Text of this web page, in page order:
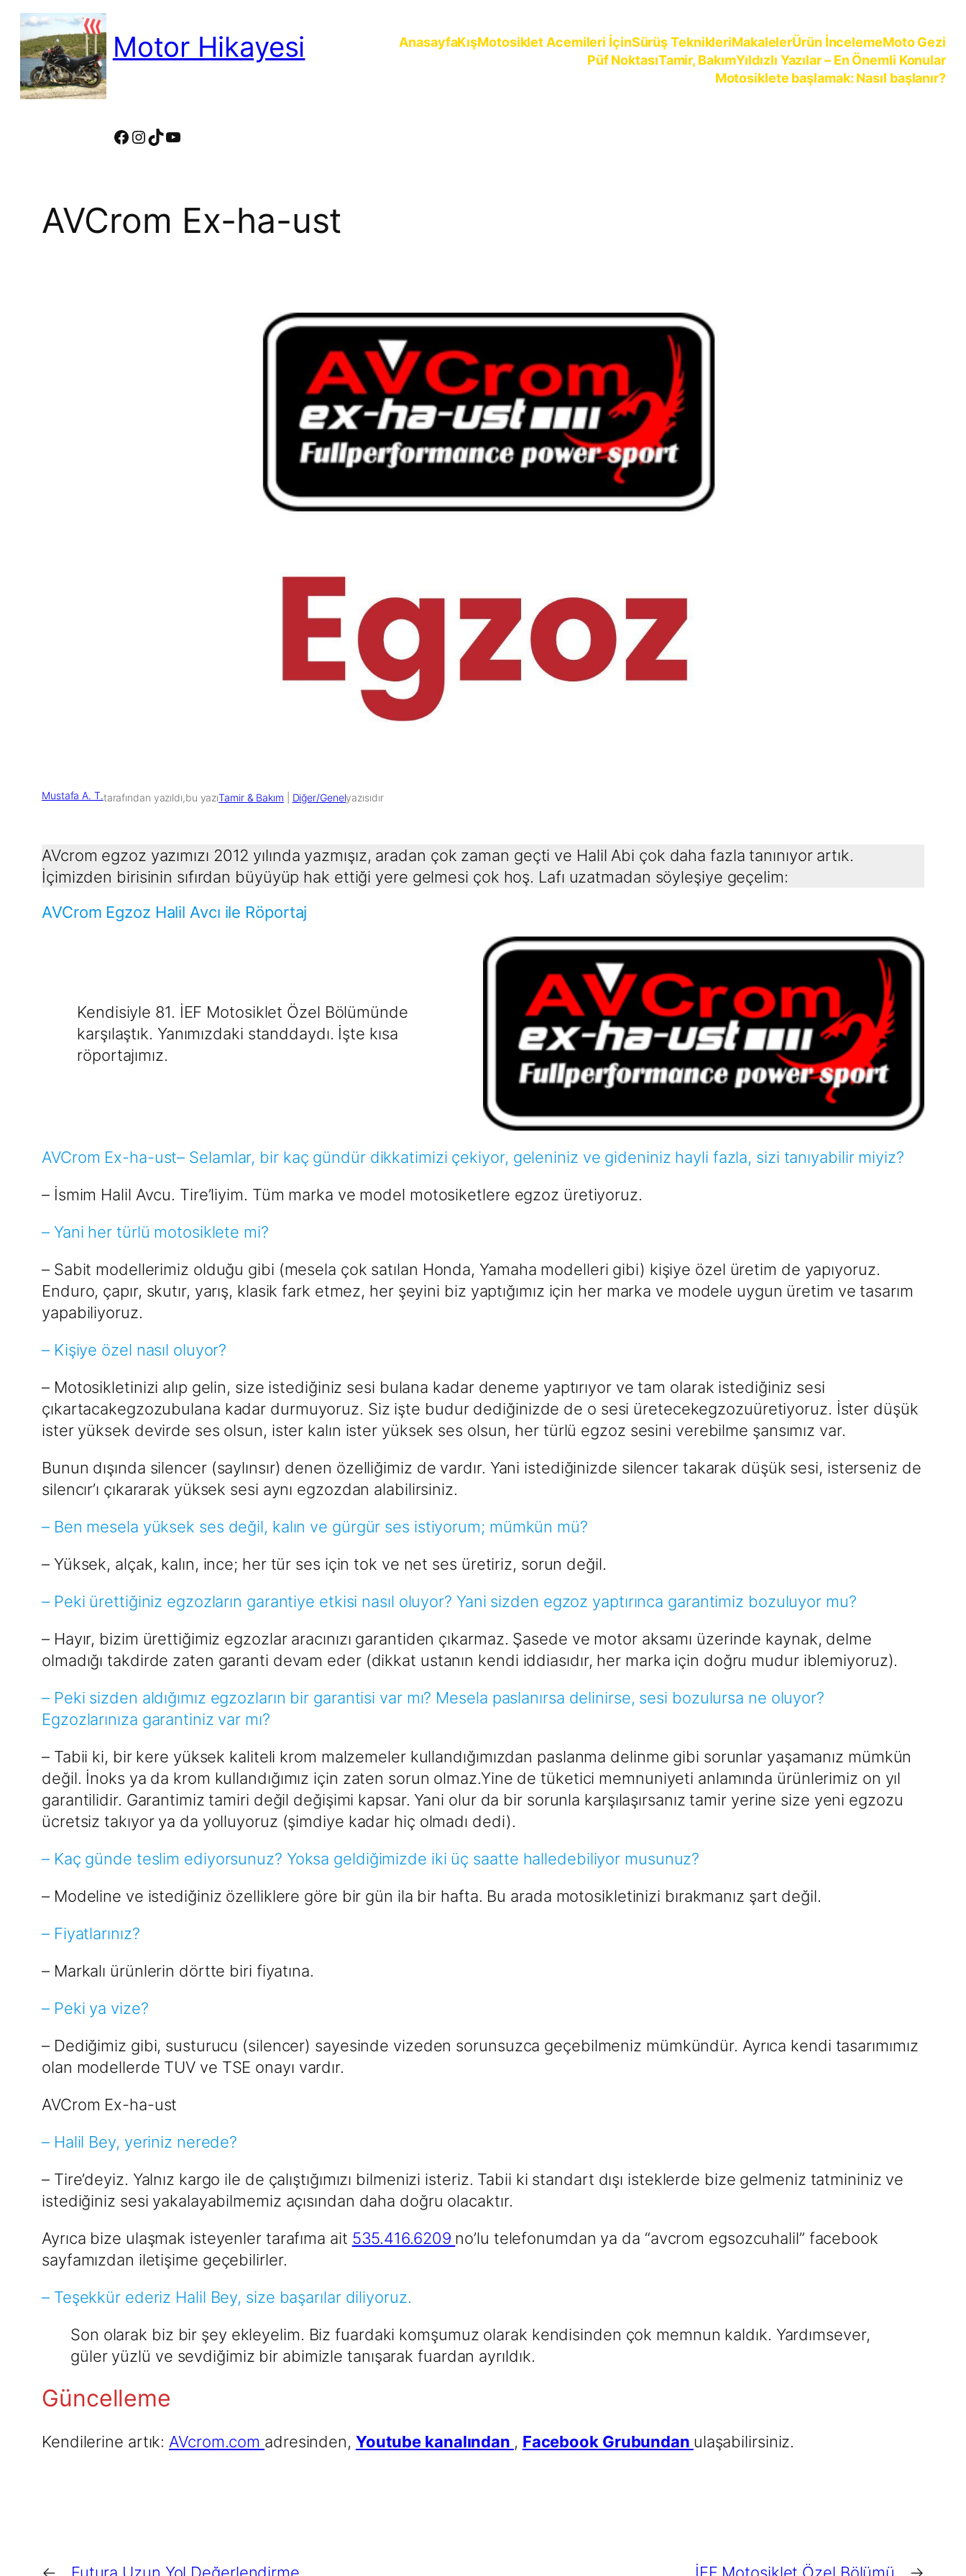
İçeriğe
geç
Motor Hikayesi
Facebook InstagramTikTok YouTube
AnasayfaKışMotosiklet Acemileri İçinSürüş TeknikleriMakalelerÜrün İncelemeMoto Gezi
Püf NoktasıTamir, BakımYıldızlı Yazılar – En Önemli Konular
Motosiklete başlamak: Nasıl başlanır?
AVCrom Ex-ha-ust
Mustafa A. T.tarafından yazıldı,bu yazıTamir & Bakım Diğer/Genelyazısıdır
AVcrom egzoz yazımızı 2012 yılında yazmışız, aradan çok zaman geçti ve Halil Abi çok daha fazla tanınıyor artık.
İçimizden birisinin sıfırdan büyüyüp hak ettiği yere gelmesi çok hoş. Lafı uzatmadan söyleşiye geçelim:
AVCrom Egzoz Halil Avcı ile Röportaj
Kendisiyle 81. İEF Motosiklet Özel Bölümünde
karşılaştık. Yanımızdaki standdaydı. İşte kısa
röportajımız.
AVCrom Ex-ha-ust– Selamlar, bir kaç gündür dikkatimizi çekiyor, geleniniz ve gideniniz hayli fazla, sizi tanıyabilir miyiz?
– İsmim Halil Avcu. Tire’liyim. Tüm marka ve model motosiketlere egzoz üretiyoruz.
– Yani her türlü motosiklete mi?
– Sabit modellerimiz olduğu gibi (mesela çok satılan Honda, Yamaha modelleri gibi) kişiye özel üretim de yapıyoruz.
Enduro, çapır, skutır, yarış, klasik fark etmez, her şeyini biz yaptığımız için her marka ve modele uygun üretim ve tasarım
yapabiliyoruz.
– Kişiye özel nasıl oluyor?
– Motosikletinizi alıp gelin, size istediğiniz sesi bulana kadar deneme yaptırıyor ve tam olarak istediğiniz sesi
çıkartacakegzozubulana kadar durmuyoruz. Siz işte budur dediğinizde de o sesi üretecekegzozuüretiyoruz. İster düşük
ister yüksek devirde ses olsun, ister kalın ister yüksek ses olsun, her türlü egzoz sesini verebilme şansımız var.
Bunun dışında silencer (saylınsır) denen özelliğimiz de vardır. Yani istediğinizde silencer takarak düşük sesi, isterseniz de
silencır’ı çıkararak yüksek sesi aynı egzozdan alabilirsiniz.
– Ben mesela yüksek ses değil, kalın ve gürgür ses istiyorum; mümkün mü?
– Yüksek, alçak, kalın, ince; her tür ses için tok ve net ses üretiriz, sorun değil.
– Peki ürettiğiniz egzozların garantiye etkisi nasıl oluyor? Yani sizden egzoz yaptırınca garantimiz bozuluyor mu?
– Hayır, bizim ürettiğimiz egzozlar aracınızı garantiden çıkarmaz. Şasede ve motor aksamı üzerinde kaynak, delme
olmadığı takdirde zaten garanti devam eder (dikkat ustanın kendi iddiasıdır, her marka için doğru mudur iblemiyoruz).
– Peki sizden aldığımız egzozların bir garantisi var mı? Mesela paslanırsa delinirse, sesi bozulursa ne oluyor?
Egzozlarınıza garantiniz var mı?
– Tabii ki, bir kere yüksek kaliteli krom malzemeler kullandığımızdan paslanma delinme gibi sorunlar yaşamanız mümkün
değil. İnoks ya da krom kullandığımız için zaten sorun olmaz.Yine de tüketici memnuniyeti anlamında ürünlerimiz on yıl
garantilidir. Garantimiz tamiri değil değişimi kapsar. Yani olur da bir sorunla karşılaşırsanız tamir yerine size yeni egzozu
ücretsiz takıyor ya da yolluyoruz (şimdiye kadar hiç olmadı dedi).
– Kaç günde teslim ediyorsunuz? Yoksa geldiğimizde iki üç saatte halledebiliyor musunuz?
– Modeline ve istediğiniz özelliklere göre bir gün ila bir hafta. Bu arada motosikletinizi bırakmanız şart değil.
– Fiyatlarınız?
– Markalı ürünlerin dörtte biri fiyatına.
– Peki ya vize?
– Dediğimiz gibi, susturucu (silencer) sayesinde vizeden sorunsuzca geçebilmeniz mümkündür. Ayrıca kendi tasarımımız
olan modellerde TUV ve TSE onayı vardır.
AVCrom Ex-ha-ust
– Halil Bey, yeriniz nerede?
– Tire’deyiz. Yalnız kargo ile de çalıştığımızı bilmenizi isteriz. Tabii ki standart dışı isteklerde bize gelmeniz tatmininiz ve
istediğiniz sesi yakalayabilmemiz açısından daha doğru olacaktır.
Ayrıca bize ulaşmak isteyenler tarafıma ait 535.416.6209 no’lu telefonumdan ya da “avcrom egsozcuhalil” facebook
sayfamızdan iletişime geçebilirler.
– Teşekkür ederiz Halil Bey, size başarılar diliyoruz.
Son olarak biz bir şey ekleyelim. Biz fuardaki komşumuz olarak kendisinden çok memnun kaldık. Yardımsever,
güler yüzlü ve sevdiğimiz bir abimizle tanışarak fuardan ayrıldık.
Güncelleme
Kendilerine artık: AVcrom.com adresinden, Youtube kanalından , Facebook Grubundan ulaşabilirsiniz.
← Futura Uzun Yol Değerlendirme İEF Motosiklet Özel Bölümü →